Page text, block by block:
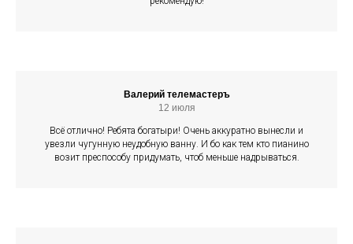
Валерий телемастеръ
12 июля
Всё отлично! Ребята богатыри! Очень аккуратно вынесли и
увезли чугунную неудобную ванну. И бо как тем кто пианино
возит преспособу придумать, чтоб меньше надрываться.